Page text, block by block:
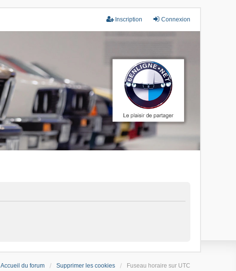
Connexion
Inscription
Accueil du forum Supprimer les cookies Fuseau horaire sur UTC